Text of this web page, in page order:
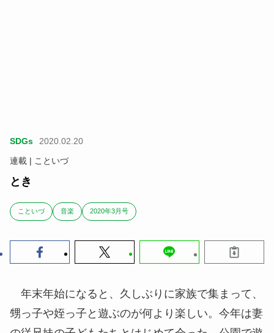
SDGs
2020.02.20
連載 | こといづ
とき
こといづ 音楽 2020年3月号
年末年始になると、久しぶりに家族で集まって、
甥っ子や姪っ子と遊ぶのが何より楽しい。今年は妻